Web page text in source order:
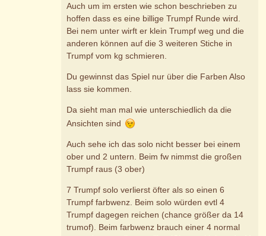
Auch um im ersten wie schon beschrieben zu
hoffen dass es eine billige Trumpf Runde wird.
Bei nem unter wirft er klein Trumpf weg und die
anderen können auf die 3 weiteren Stiche in
Trumpf vom kg schmieren.
Du gewinnst das Spiel nur über die Farben Also
lass sie kommen.
Da sieht man mal wie unterschiedlich da die
Ansichten sind
Auch sehe ich das solo nicht besser bei einem
ober und 2 untern. Beim fw nimmst die großen
Trumpf raus (3 ober)
7 Trumpf solo verlierst öfter als so einen 6
Trumpf farbwenz. Beim solo würden evtl 4
Trumpf dagegen reichen (chance größer da 14
trumof). Beim farbwenz brauch einer 4 normal